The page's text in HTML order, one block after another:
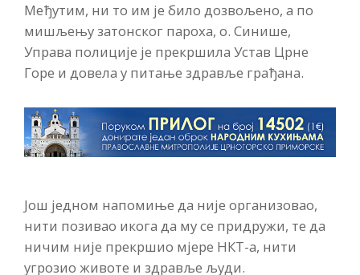
Међутим, ни то им је било дозвољено, а по
мишљењу затонског пароха, о. Синише,
Управа полиције је прекршила Устав Црне
Горе и довела у питање здравље грађана.
Још једном напомиње да није организовао,
нити позивао икога да му се придружи, те да
ничим није прекршио мјере НКТ-а, нити
угрозио животе и здравље људи.